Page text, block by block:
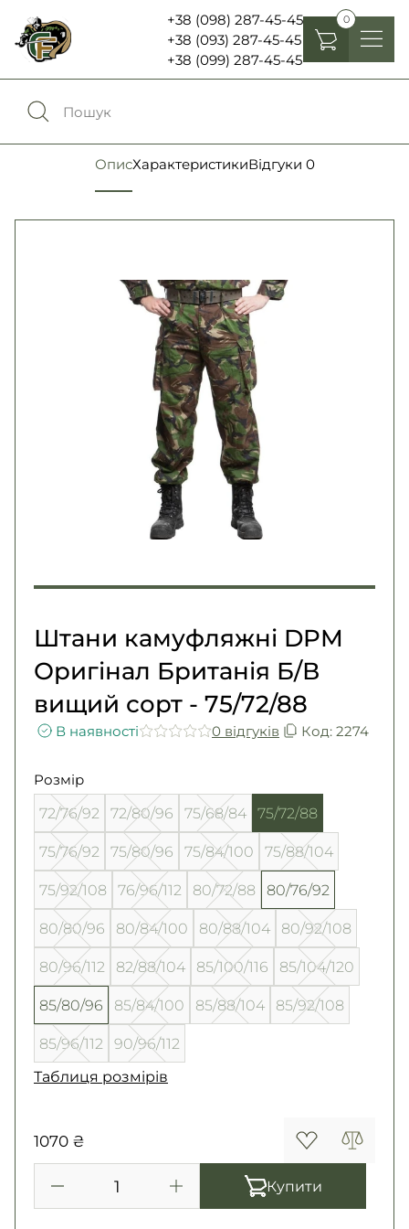
+38 (098) 287-45-45
+38 (093) 287-45-45
+38 (099) 287-45-45
0
Порівняння0
Обране0
Повернення та обмін
Ліхтарі , біноклі та елементи живлення
Ножі та мультитули
Шеврони, патчі та нашивки
Second Hand NATO
ОписХарактеристикиВідгуки 0
Штани камуфляжні DPM
Оригінал Британія Б/В
вищий сорт - 75/72/88
В наявності 0 вiдгукiв Код: 2274
Розмір
72/76/92 72/80/96 75/68/84 75/72/88
75/76/92
75/80/96 75/84/100
75/88/104
75/92/108 76/96/112 80/72/88 80/76/92
80/80/96
80/84/100 80/88/104
80/92/108
80/96/112
82/88/104 85/100/116
85/104/120
85/80/96
85/84/100 85/88/104
85/92/108
85/96/112
90/96/112
Таблиця розмірів
1070 ₴
Купити